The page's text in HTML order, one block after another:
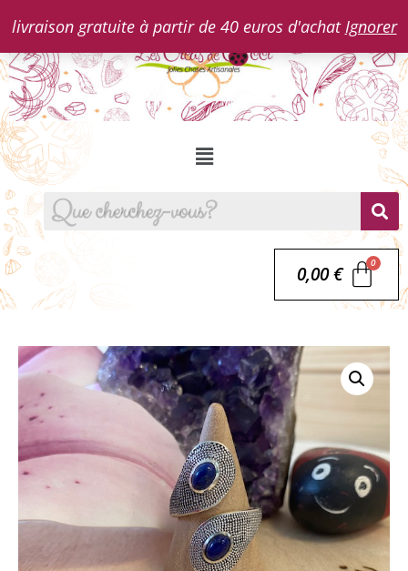
livraison gratuite à partir de 40 euros d'achatIgnorer
0,00€